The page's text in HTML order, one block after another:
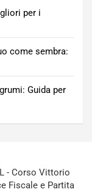
per i
come sembra:
Guida per
- Corso Vittorio
Fiscale e Partita